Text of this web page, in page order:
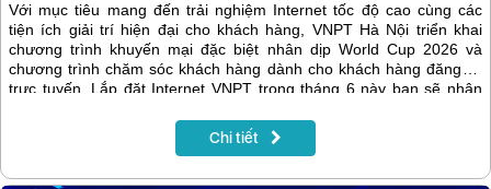
Với mục tiêu mang đến trải nghiệm Internet tốc độ cao cùng các
tiện ích giải trí hiện đại cho khách hàng, VNPT Hà Nội triển khai
chương trình khuyến mại đặc biệt nhân dịp World Cup 2026 và
chương trình chăm sóc khách hàng dành cho khách hàng đăng ký
trực tuyến. Lắp đặt Internet VNPT trong tháng 6 này bạn sẽ nhận
Chi tiết